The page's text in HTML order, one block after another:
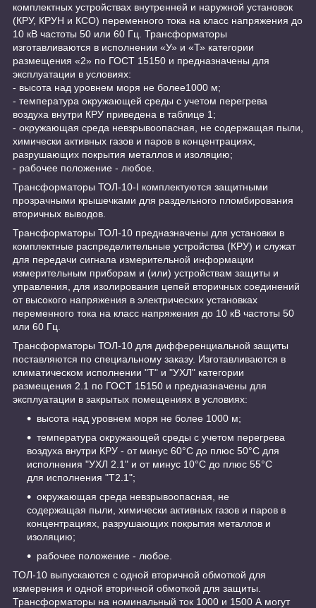
комплектных устройствах внутренней и наружной установок
(КРУ, КРУН и КСО) переменного тока на класс напряжения до
10 кВ частоты 50 или 60 Гц. Трансформаторы
изготавливаются в исполнении «У» и «Т» категории
размещения «2» по ГОСТ 15150 и предназначены для
эксплуатации в условиях:
- высота над уровнем моря не более1000 м;
- температура окружающей среды с учетом перегрева
воздуха внутри КРУ приведена в таблице 1;
- окружающая среда невзрывоопасная, не содержащая пыли,
химически активных газов и паров в концентрациях,
разрушающих покрытия металлов и изоляцию;
- рабочее положение - любое.
Трансформаторы ТОЛ-10-I комплектуются защитными
прозрачными крышечками для раздельного пломбирования
вторичных выводов.
Трансформаторы ТОЛ-10 предназначены для установки в
комплектные распределительные устройства (КРУ) и служат
для передачи сигнала измерительной информации
измерительным приборам и (или) устройствам защиты и
управления, для изолирования цепей вторичных соединений
от высокого напряжения в электрических установках
переменного тока на класс напряжения до 10 кВ частоты 50
или 60 Гц.
Трансформаторы ТОЛ-10 для дифференциальной защиты
поставляются по специальному заказу. Изготавливаются в
климатическом исполнении "Т" и "УХЛ" категории
размещения 2.1 по ГОСТ 15150 и предназначены для
эксплуатации в закрытых помещениях в условиях:
высота над уровнем моря не более 1000 м;
температура окружающей среды с учетом перегрева
воздуха внутри КРУ - от минус 60°C до плюс 50°C для
исполнения "УХЛ 2.1" и от минус 10°C до плюс 55°C
для исполнения "Т2.1";
окружающая среда невзрывоопасная, не
содержащая пыли, химически активных газов и паров в
концентрациях, разрушающих покрытия металлов и
изоляцию;
рабочее положение - любое.
ТОЛ-10 выпускаются с одной вторичной обмоткой для
измерения и одной вторичной обмоткой для защиты.
Трансформаторы на номинальный ток 1000 и 1500 А могут